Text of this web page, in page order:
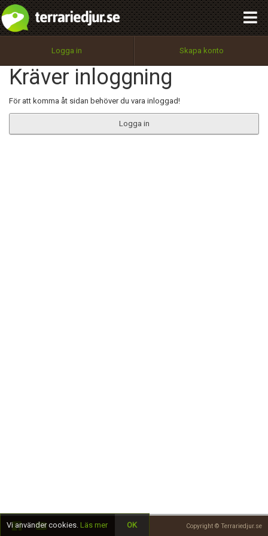
Logga in Skapa konto
Kräver inloggning
För att komma åt sidan behöver du vara inloggad!
Logga in
Copyright © Terrariedjur.se
Utför
100%
OK
integritetspolicy
Namn:
Epost:
Begär nytt lösenord
Tillbaka till förstasidan
Vi använder cookies. Läs mer OK